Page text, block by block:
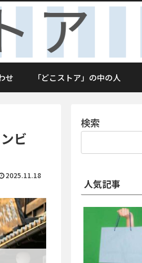
せ 「どこストア」の中の人
ビ
2025.11.18
検索
人気記事